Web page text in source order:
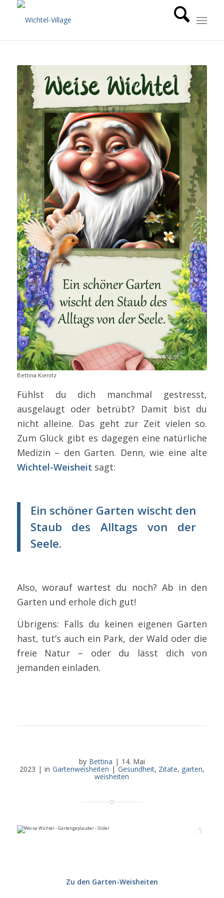
Bettina Kienitz
Fühlst du dich manchmal gestresst,
ausgelaugt oder betrübt? Damit bist du
nicht alleine. Das geht zur Zeit vielen so.
Zum Glück gibt es dagegen eine natürliche
Medizin – den Garten. Denn, wie eine alte
Wichtel-Weisheit sagt:
Ein schöner Garten wischt den
Staub des Alltags von der
Seele.
Also, worauf wartest du noch? Ab in den
Garten und erhole dich gut!
Übrigens: Falls du keinen eigenen Garten
hast, tut’s auch ein Park, der Wald oder die
freie Natur – oder du lässt dich von
jemanden einladen.
by Bettina | 14. Mai
2023 | in Gartenweisheiten | Gesundheit, Zitate, garten,
weisheiten
Zu den Garten-Weisheiten